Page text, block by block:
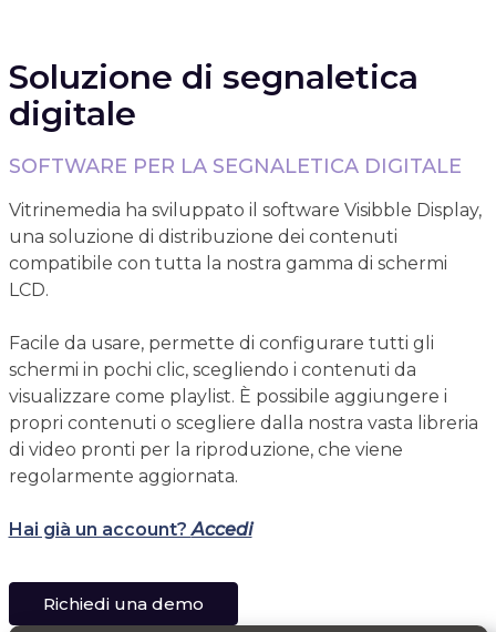
Soluzione di segnaletica
digitale
SOFTWARE PER LA SEGNALETICA DIGITALE
Vitrinemedia ha sviluppato il software Visibble Display,
una soluzione di distribuzione dei contenuti
compatibile con tutta la nostra gamma di schermi
LCD.
Facile da usare, permette di configurare tutti gli
schermi in pochi clic, scegliendo i contenuti da
visualizzare come playlist. È possibile aggiungere i
propri contenuti o scegliere dalla nostra vasta libreria
di video pronti per la riproduzione, che viene
regolarmente aggiornata.
Hai già un account?Accedi
Richiedi una demo